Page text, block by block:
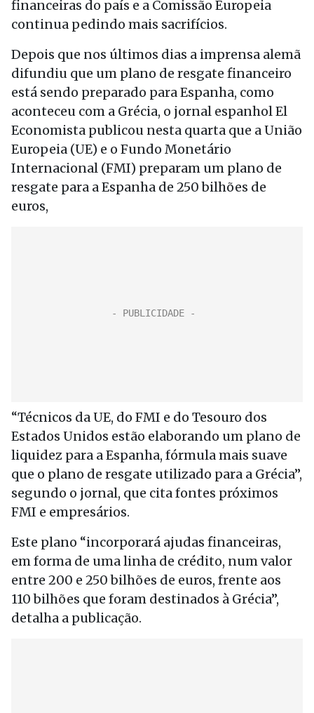
financeiras do país e a Comissão Europeia
continua pedindo mais sacrifícios.
Depois que nos últimos dias a imprensa alemã
difundiu que um plano de resgate financeiro
está sendo preparado para Espanha, como
aconteceu com a Grécia, o jornal espanhol El
Economista publicou nesta quarta que a União
Europeia (UE) e o Fundo Monetário
Internacional (FMI) preparam um plano de
resgate para a Espanha de 250 bilhões de
euros,
“Técnicos da UE, do FMI e do Tesouro dos
Estados Unidos estão elaborando um plano de
liquidez para a Espanha, fórmula mais suave
que o plano de resgate utilizado para a Grécia”,
segundo o jornal, que cita fontes próximos
FMI e empresários.
Este plano “incorporará ajudas financeiras,
em forma de uma linha de crédito, num valor
entre 200 e 250 bilhões de euros, frente aos
110 bilhões que foram destinados à Grécia”,
detalha a publicação.